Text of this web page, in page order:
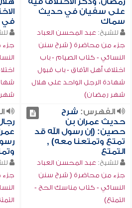
على سفيان في حديث
سماك
للشيخ: عبد المحسن العباد
جزء من محاضرة ( شرح سنن
النسائي - كتاب الصيام - باب
اختلاف أهل الآفاق - باب قبول
شهادة الرجل الواحد على هلال
شهر رمضان)
في
الفهرس: شرح
حديث عمران بن
حصين: (إن رسول الله قد
تمتع وتمتعنا معه) ,
التمتع
للشيخ: عبد المحسن العباد
جزء من محاضرة ( شرح سنن
النسائي - كتاب مناسك الحج -
التمتع)